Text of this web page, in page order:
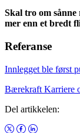
Skal tro om
mer enn et bredt
Referanse
Innlegget ble først
Bærekraft Karriere
Del artikkelen: